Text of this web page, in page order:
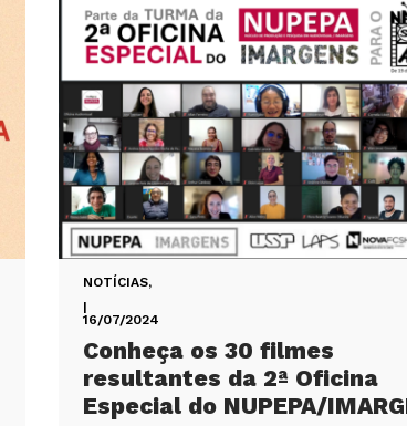
NOTÍCIAS,
|
16/07/2024
Conheça os 30 filmes
resultantes da 2ª Oficina
Especial do NUPEPA/